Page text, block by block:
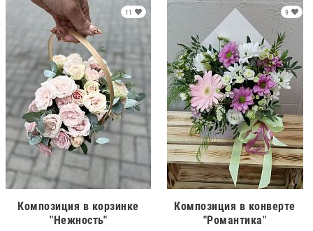
11
Композиция в корзинке
"Нежность"
9
Композиция в конверте
"Романтика"